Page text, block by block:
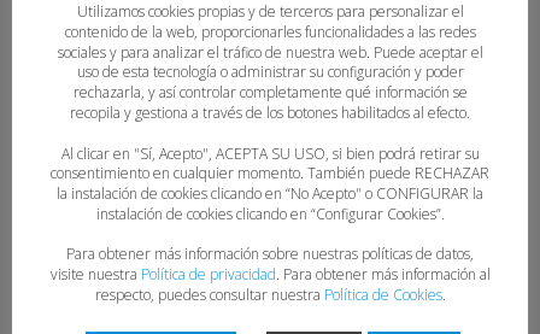
20-22-23
Utilizamos cookies propias y de terceros para personalizar el
contenido de la web, proporcionarles funcionalidades a las redes
sociales y para analizar el tráfico de nuestra web. Puede aceptar el
uso de esta tecnología o administrar su configuración y poder
rechazarla, y así controlar completamente qué información se
recopila y gestiona a través de los botones habilitados al efecto.
Al clicar en "Sí, Acepto", ACEPTA SU USO, si bien podrá retirar su
consentimiento en cualquier momento. También puede RECHAZAR
la instalación de cookies clicando en “No Acepto" o CONFIGURAR la
instalación de cookies clicando en “Configurar Cookies”.
Para obtener más información sobre nuestras políticas de datos,
visite nuestra Política de privacidad. Para obtener más información al
respecto, puedes consultar nuestra Política de Cookies.